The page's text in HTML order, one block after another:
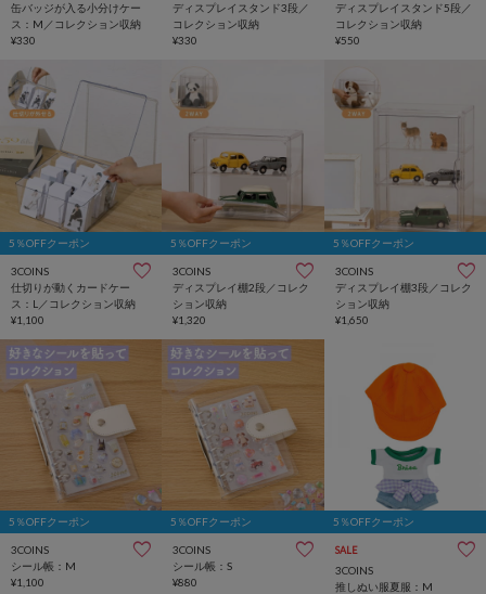
缶バッジが入る小分けケー
ス：M／コレクション収納
¥330
ディスプレイスタンド3段／
コレクション収納
¥330
ディスプレイスタンド5段／
コレクション収納
¥550
5％OFFクーポン
3COINS
仕切りが動くカードケー
ス：L／コレクション収納
¥1,100
5％OFFクーポン
3COINS
ディスプレイ棚2段／コレク
ション収納
¥1,320
5％OFFクーポン
3COINS
ディスプレイ棚3段／コレク
ション収納
¥1,650
5％OFFクーポン
3COINS
シール帳：M
¥1,100
5％OFFクーポン
3COINS
シール帳：S
¥880
5％OFFクーポン
SALE
3COINS
推しぬい服夏服：M